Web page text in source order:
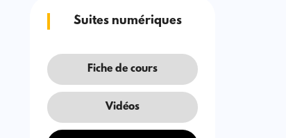
Suites numériques
Fiche de cours
Vidéos